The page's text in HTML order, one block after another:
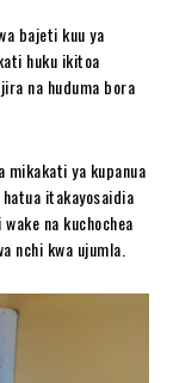
bajeti kuu ya
huku ikitoa
na huduma bora
mikakati ya kupanua
itakayosaidia
na kuchochea
nchi kwa ujumla.